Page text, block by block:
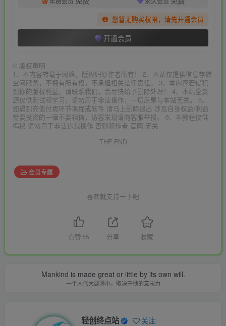
您暂无购买权限，请先开通会员
开通会员
© 版权声明
1、本内容转载于网络，版权归原作者所有！ 2、本站仅提供信息存储
空间服务，不拥有所有权，不承担相关法律责任。 3、本内容若侵犯
到你的版权利益，请联系我们，会尽快给予删除处理！ 4、本站全资
源仅供测试和学习，请勿用于非法操作，一切后果与本站无关。 5、
如遇到充值付费环节课程或软件 请马上删除退出 涉及自身权益/利益
需要投资的一律不要相信，访客发现请向客服举报。 6、本教程仅供
揭秘 请勿用于非法违规操作 否则和作者 官网 无关
THE END
会员专属
喜欢就支持一下吧
点赞 65 分享 收藏
Mankind is made great or little by its own will.
一个人伟大或渺小，取决于他的意志力
轻创终点站 关注